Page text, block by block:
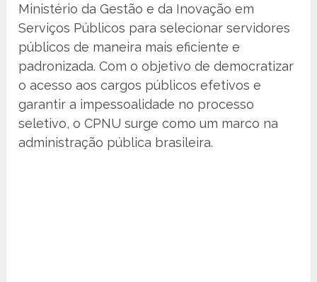
Ministério da Gestão e da Inovação em
Serviços Públicos para selecionar servidores
públicos de maneira mais eficiente e
padronizada. Com o objetivo de democratizar
o acesso aos cargos públicos efetivos e
garantir a impessoalidade no processo
seletivo, o CPNU surge como um marco na
administração pública brasileira.